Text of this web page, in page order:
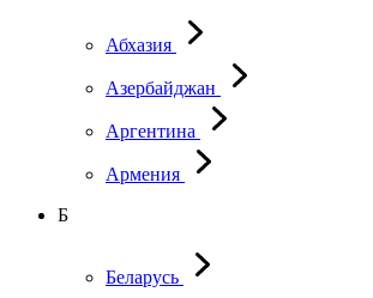
Абхазия
Азербайджан
Аргентина
Армения
Б
Беларусь